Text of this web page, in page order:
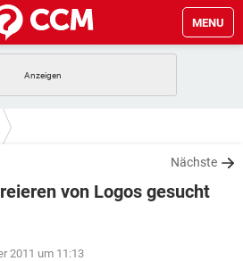
MENU
TIKTOK
STREAMING
INSTAGRAM
Nächste
von Logos gesucht
2011 um 11:13